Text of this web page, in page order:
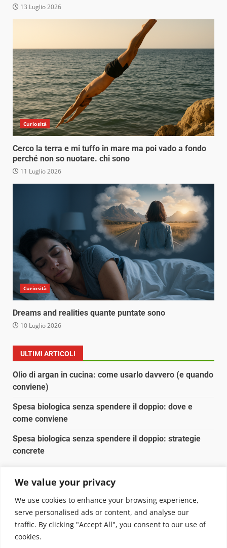
We value your privacy
We use cookies to enhance your browsing experience,
serve personalised ads or content, and analyse our
traffic. By clicking "Accept All", you consent to our use of
cookies.
13 Luglio 2026
Curiosità
Cerco la terra e mi tuffo in mare ma poi vado a fondo
perché non so nuotare. chi sono
11 Luglio 2026
Curiosità
Dreams and realities quante puntate sono
10 Luglio 2026
ULTIMI ARTICOLI
Olio di argan in cucina: come usarlo davvero (e quando
conviene)
Spesa biologica senza spendere il doppio: dove e
come conviene
Spesa biologica senza spendere il doppio: strategie
concrete
Pulizia naturale della casa: 3 ingredienti che
sostituiscono 10 prodotti chimici
Copyright © 2025 Biopianeta.it proprietà di Jws Media